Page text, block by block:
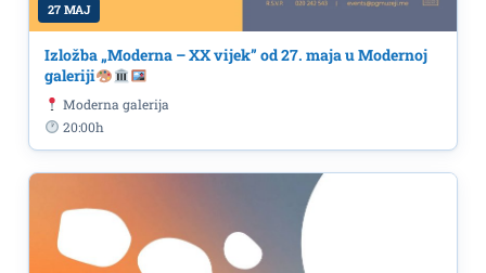
27 MAJ
Izložba „Moderna – XX vijek” od 27. maja u Modernoj
galeriji
Moderna galerija
20:00h